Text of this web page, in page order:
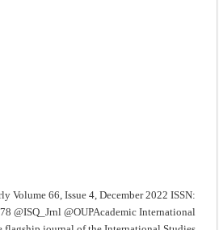
Volume 66, Issue 4, December 2022 ISSN:
@ISQ_Jrnl @OUPAcademic International